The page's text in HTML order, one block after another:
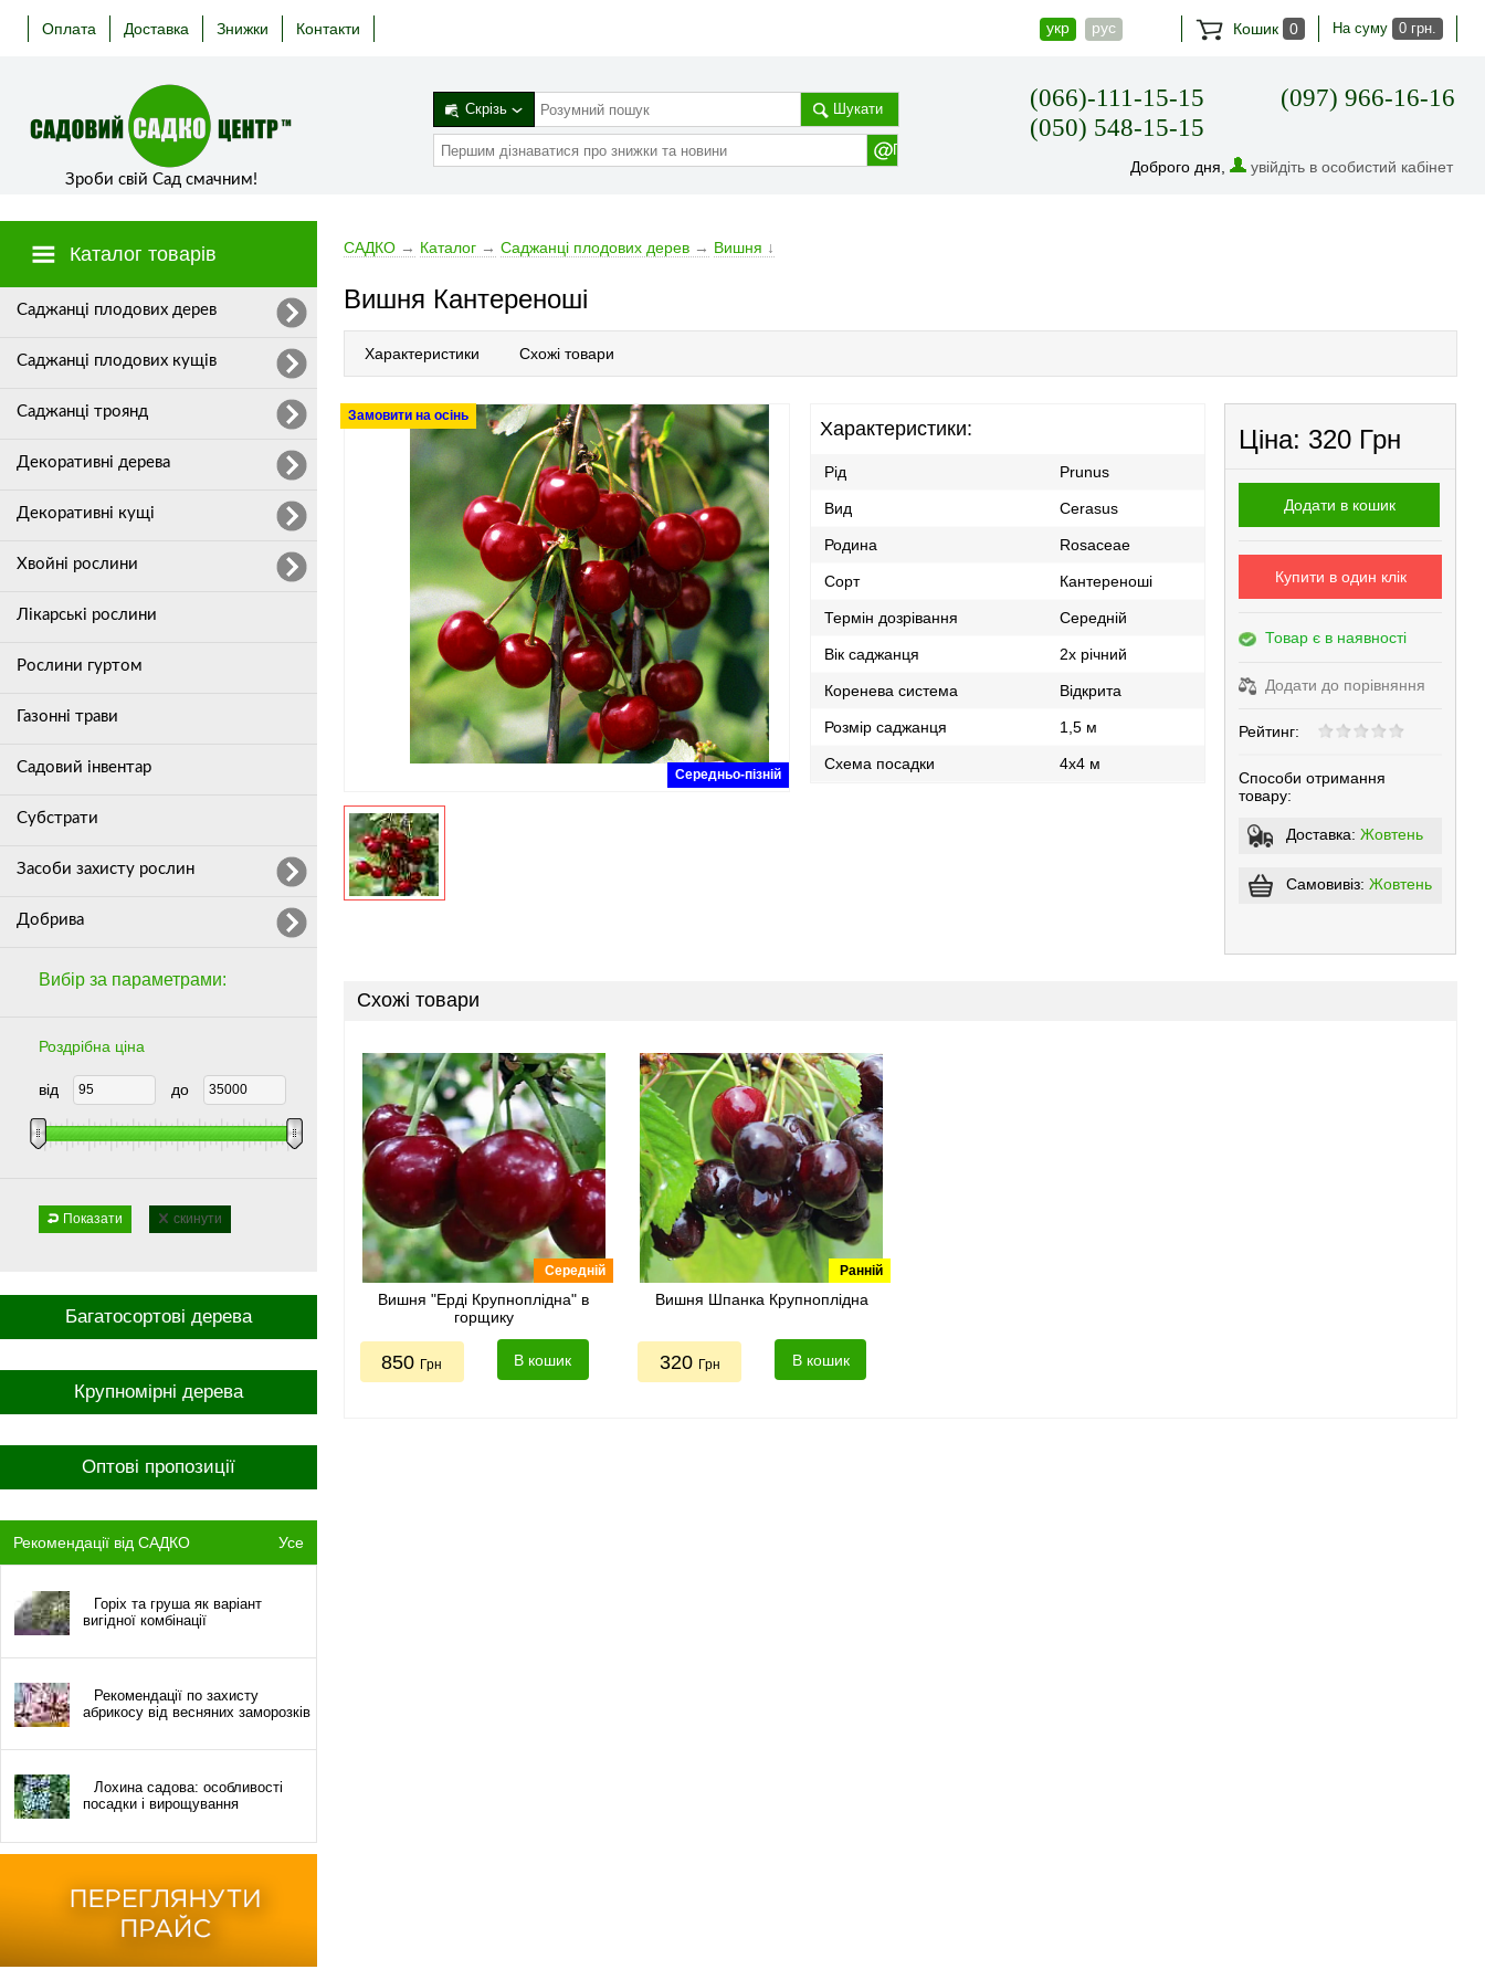
Оплата Доставка Знижки Контакти укр рус Кошик 0 На суму 0 грн.
Зроби свій Сад смачним!
Скрізь Шукати
(066)-111-15-15
(050) 548-15-15
(097) 966-16-16
Доброго дня, увійдіть в особистий кабінет
Каталог товарів
Cаджанці плодових дерев
Саджанці плодових кущів
Саджанці троянд
Декоративні дерева
Декоративні кущі
Хвойні рослини
Лікарські рослини
Рослини гуртом
Газонні трави
Садовий інвентар
Субстрати
Засоби захисту рослин
Добрива
Багатосортові дерева
Крупномірні дерева
Оптові пропозиції
Рекомендації від САДКО Усе
Горіх та груша як варіант
вигідної комбінації
Рекомендації по захисту
абрикосу від весняних заморозків
Лохина садова: особливості
посадки і вирощування
Вибір за параметрами:
Роздрібна ціна
від до
Показати скинути
САДКО → Каталог → Cаджанці плодових дерев → Вишня ↓
Вишня Кантереноші
Характеристики Схожі товари
Замовити на осінь
Середньо-пізній
Характеристики:
Рід Prunus
Вид Cerasus
Родина Rosaceae
Сорт Кантереноші
Термін дозрівання Середній
Вік саджанця 2х річний
Коренева система Відкрита
Розмір саджанця 1,5 м
Схема посадки 4х4 м
Ціна: 320 Грн
Додати в кошик
Купити в один клік
Товар є в наявності
Додати до порівняння
Рейтинг:
Способи отримання
товару:
Доставка: Жовтень
Самовивіз: Жовтень
Схожі товари
Середній
Вишня "Ерді Крупноплідна" в
горщику
850 Грн В кошик
Ранній
Вишня Шпанка Крупноплідна
320 Грн В кошик